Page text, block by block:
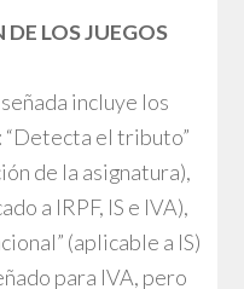
LOS JUEGOS
incluye los
el tributo”
de la asignatura),
a IRPF, IS e IVA),
(aplicable a IS)
para IVA, pero